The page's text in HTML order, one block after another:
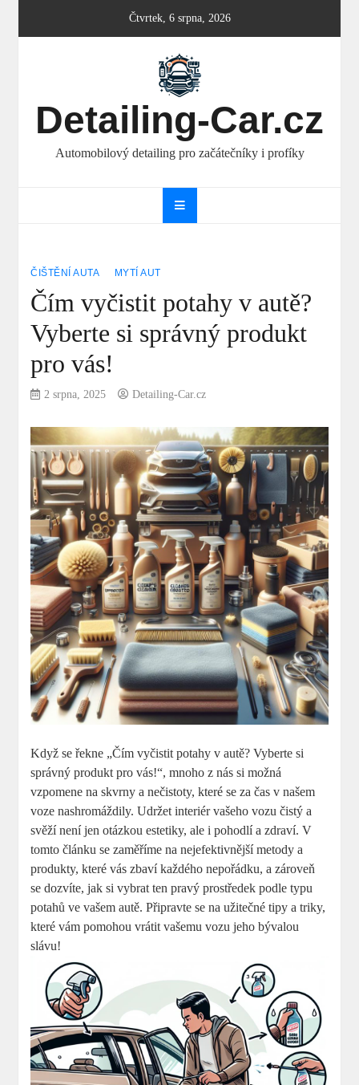
Čtvrtek, 6 srpna, 2026
Detailing-Car.cz
Automobilový detailing pro začátečníky i profíky
ČIŠTĚNÍ AUTA MYTÍ AUT
Čím vyčistit potahy v autě?
Vyberte si správný produkt
pro vás!
2 srpna, 2025 Detailing-Car.cz
Když se řekne „Čím vyčistit potahy v autě? Vyberte si
správný produkt pro vás!“, mnoho z nás si možná
vzpomene na skvrny a nečistoty, které se za čas v našem
voze nashromáždily. Udržet interiér vašeho vozu čistý a
svěží není jen otázkou estetiky, ale i pohodlí a zdraví. V
tomto článku se zaměříme na nejefektivnější metody a
produkty, které vás zbaví každého nepořádku, a zároveň
se dozvíte, jak si vybrat ten pravý prostředek podle typu
potahů ve vašem autě. Připravte se na užitečné tipy a triky,
které vám pomohou vrátit vašemu vozu jeho bývalou
slávu!